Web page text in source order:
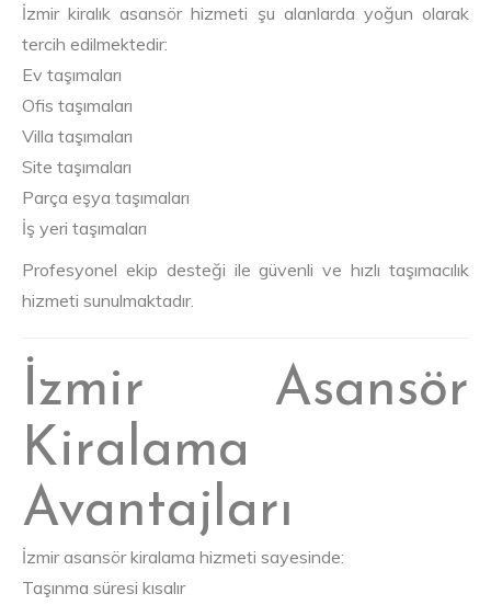
İzmir kiralık asansör hizmeti şu alanlarda yoğun olarak
tercih edilmektedir:
Ev taşımaları
Ofis taşımaları
Villa taşımaları
Site taşımaları
Parça eşya taşımaları
İş yeri taşımaları
Profesyonel ekip desteği ile güvenli ve hızlı taşımacılık
hizmeti sunulmaktadır.
İzmir Asansör
Kiralama
Avantajları
İzmir asansör kiralama hizmeti sayesinde:
Taşınma süresi kısalır